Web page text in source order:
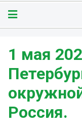
1 мая
Россия.